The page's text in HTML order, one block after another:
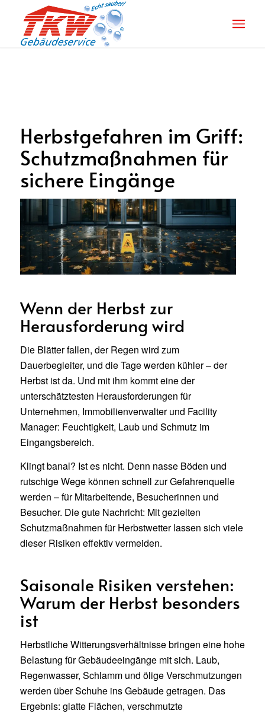
Herbstgefahren im Griff:
Schutzmaßnahmen für
sichere Eingänge
Wenn der Herbst zur
Herausforderung wird
Die Blätter fallen, der Regen wird zum
Dauerbegleiter, und die Tage werden kühler – der
Herbst ist da. Und mit ihm kommt eine der
unterschätztesten Herausforderungen für
Unternehmen, Immobilienverwalter und Facility
Manager: Feuchtigkeit, Laub und Schmutz im
Eingangsbereich.
Klingt banal? Ist es nicht. Denn nasse Böden und
rutschige Wege können schnell zur Gefahrenquelle
werden – für Mitarbeitende, Besucherinnen und
Besucher. Die gute Nachricht: Mit gezielten
Schutzmaßnahmen für Herbstwetter lassen sich viele
dieser Risiken effektiv vermeiden.
Saisonale Risiken verstehen:
Warum der Herbst besonders
ist
Herbstliche Witterungsverhältnisse bringen eine hohe
Belastung für Gebäudeeingänge mit sich. Laub,
Regenwasser, Schlamm und ölige Verschmutzungen
werden über Schuhe ins Gebäude getragen. Das
Ergebnis: glatte Flächen, verschmutzte